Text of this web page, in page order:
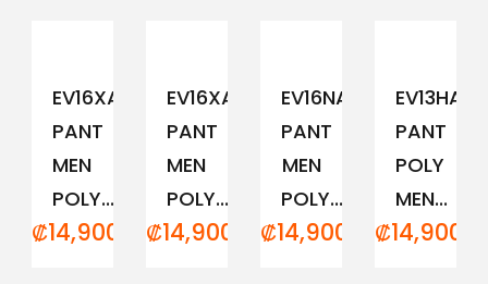
EV16XAM194
PANT
MEN
POLY...
₡14,900.00
EV16XAM191
PANT
MEN
POLY...
₡14,900.00
EV16NAM152
PANT
MEN
POLY...
₡14,900.00
PANT
POLY
MEN...
₡